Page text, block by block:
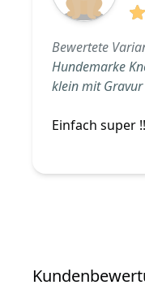
Bewertete
Hundemarke
klein mit Gravur
Einfach super